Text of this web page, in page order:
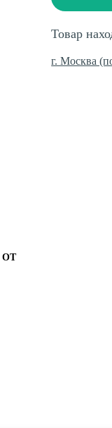
ОТ
Товар
г. Москва